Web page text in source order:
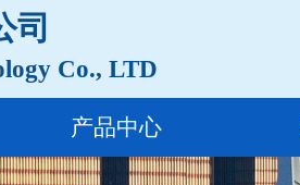
司
Co., LTD
产品中心